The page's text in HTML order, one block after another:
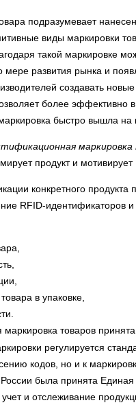
подразумевает
виды маркировки
такой маркировке
мере развития рынка и
создавать
более эффективно
быстро вышла на
продукт и
конкретного продукта
RFID-идентификаторов и
в упаковке,
товаров
регулируется
кодов, но и к
была принята
и отслеживание